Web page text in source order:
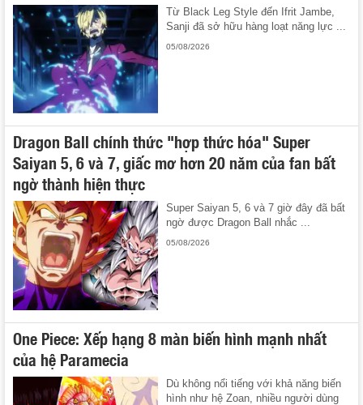
Từ Black Leg Style đến Ifrit Jambe,
Sanji đã sở hữu hàng loạt năng lực ...
05/08/2026
Dragon Ball chính thức "hợp thức hóa" Super
Saiyan 5, 6 và 7, giấc mơ hơn 20 năm của fan bất
ngờ thành hiện thực
Super Saiyan 5, 6 và 7 giờ đây đã bất
ngờ được Dragon Ball nhắc ...
05/08/2026
One Piece: Xếp hạng 8 màn biến hình mạnh nhất
của hệ Paramecia
Dù không nổi tiếng với khả năng biến
hình như hệ Zoan, nhiều người dùng